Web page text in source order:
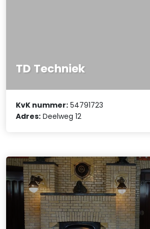
TD Techniek
KvK nummer: 54791723
Adres: Deelweg 12